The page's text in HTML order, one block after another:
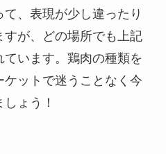
、表現が少し違ったり
が、どの場所でも上記
います。鶏肉の種類を
ットで迷うことなく今
ょう！